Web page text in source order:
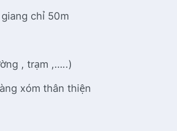
chỉ 50m
, trạm ,…..)
xóm thân thiện